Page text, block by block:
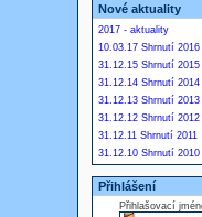
Nové aktuality
2017 - aktuality
10.03.17 Shrnutí 2016
31.12.15 Shrnutí 2015
31.12.14 Shrnutí 2014
31.12.13 Shrnutí 2013
31.12.12 Shrnutí 2012
31.12.11 Shrnutí 2011
31.12.10 Shrnutí 2010
Přihlášení
Přihlašovací